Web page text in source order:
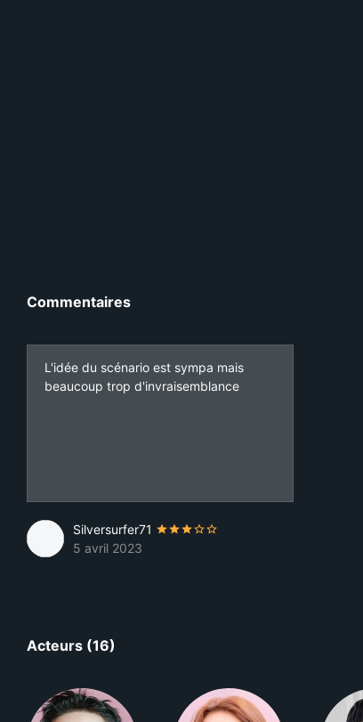
Commentaires
L'idée du scénario est sympa mais
beaucoup trop d'invraisemblance
Silversurfer71
5 avril 2023
Acteurs (16)